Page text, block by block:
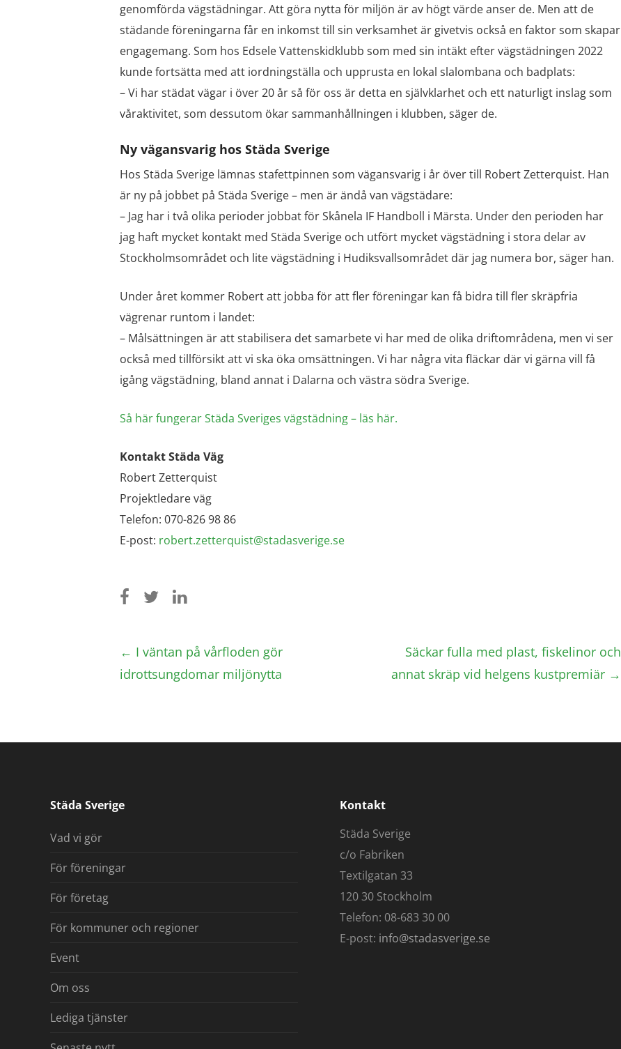
genomförda vägstädningar. Att göra nytta för miljön är av högt värde anser de. Men att de
städande föreningarna får en inkomst till sin verksamhet är givetvis också en faktor som skapar
engagemang. Som hos Edsele Vattenskidklubb som med sin intäkt efter vägstädningen 2022
kunde fortsätta med att iordningställa och upprusta en lokal slalombana och badplats:
– Vi har städat vägar i över 20 år så för oss är detta en självklarhet och ett naturligt inslag som
våraktivitet, som dessutom ökar sammanhållningen i klubben, säger de.
Ny vägansvarig hos Städa Sverige
Hos Städa Sverige lämnas stafettpinnen som vägansvarig i år över till Robert Zetterquist. Han
är ny på jobbet på Städa Sverige – men är ändå van vägstädare:
– Jag har i två olika perioder jobbat för Skånela IF Handboll i Märsta. Under den perioden har
jag haft mycket kontakt med Städa Sverige och utfört mycket vägstädning i stora delar av
Stockholmsområdet och lite vägstädning i Hudiksvallsområdet där jag numera bor, säger han.
Under året kommer Robert att jobba för att fler föreningar kan få bidra till fler skräpfria
vägrenar runtom i landet:
– Målsättningen är att stabilisera det samarbete vi har med de olika driftområdena, men vi ser
också med tillförsikt att vi ska öka omsättningen. Vi har några vita fläckar där vi gärna vill få
igång vägstädning, bland annat i Dalarna och västra södra Sverige.
Så här fungerar Städa Sveriges vägstädning – läs här.
Kontakt Städa Väg
Robert Zetterquist
Projektledare väg
Telefon: 070-826 98 86
E-post: robert.zetterquist@stadasverige.se
Post
navigation
← I väntan på vårfloden gör
idrottsungdomar miljönytta
Säckar fulla med plast, fiskelinor och
annat skräp vid helgens kustpremiär →
Städa Sverige
Vad vi gör
För föreningar
För företag
För kommuner och regioner
Event
Om oss
Lediga tjänster
Kontakt
Städa Sverige
c/o Fabriken
Textilgatan 33
120 30 Stockholm
Telefon: 08-683 30 00
E-post: info@stadasverige.se